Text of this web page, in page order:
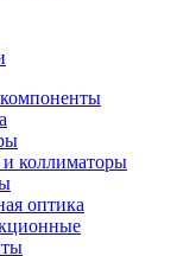
коллиматоры
оптика